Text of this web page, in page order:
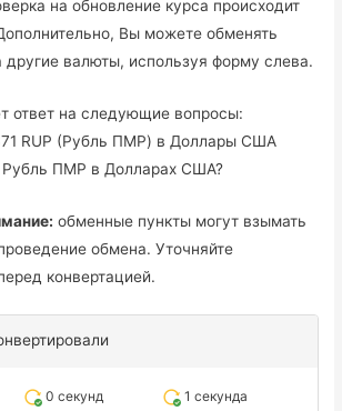
на обновление курса происходит
Вы можете обменять
валюты, используя форму слева.
ответ на следующие вопросы:
RUP (Рубль ПМР) в Доллары США
Рубль ПМР в Долларах США?
обменные пункты могут взымать
обмена. Уточняйте
конвертацией.
0 секунд
1 секунда